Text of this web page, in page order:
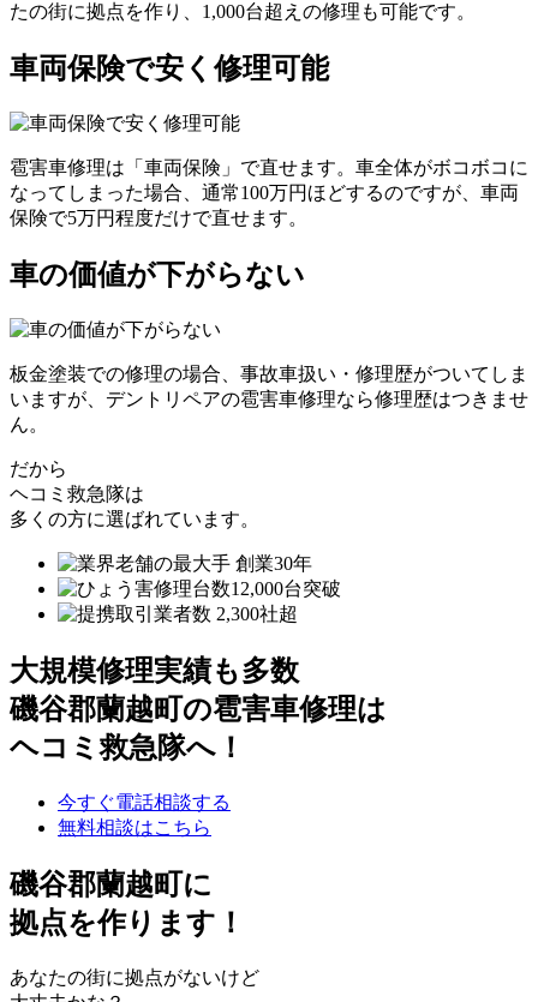
たの街に拠点を作り、1,000台超えの修理も可能です。
車両保険で安く修理可能
雹害車修理は「車両保険」で直せます。車全体がボコボコに
なってしまった場合、通常100万円ほどするのですが、車両
保険で5万円程度だけで直せます。
車の価値が下がらない
板金塗装での修理の場合、事故車扱い・修理歴がついてしま
いますが、デントリペアの雹害車修理なら修理歴はつきませ
ん。
だから
ヘコミ救急隊は
多くの方に選ばれています。
大規模修理実績も多数
磯谷郡蘭越町の雹害車修理は
ヘコミ救急隊へ！
今すぐ電話相談する
無料相談はこちら
磯谷郡蘭越町に
拠点を作ります！
あなたの街に拠点がないけど